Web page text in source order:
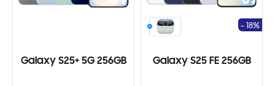
Galaxy S25+ 5G 256GB Galaxy S25 FE 256GB
- 18%